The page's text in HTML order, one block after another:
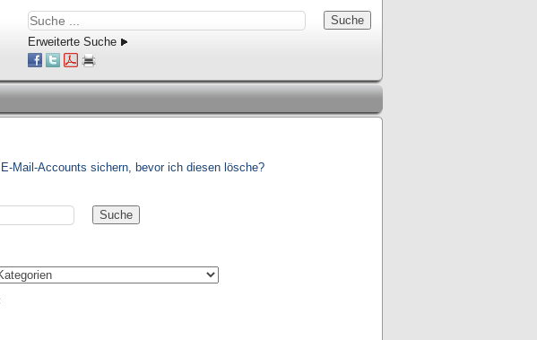
Erweiterte Suche
Mail-Accounts sichern, bevor ich diesen lösche?